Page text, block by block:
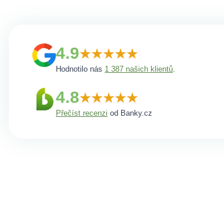
4.9
Hodnotilo nás 1 387 našich klientů.
4.8
Přečíst recenzi od Banky.cz